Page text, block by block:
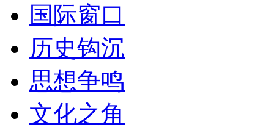
国际窗口
历史钩沉
思想争鸣
文化之角